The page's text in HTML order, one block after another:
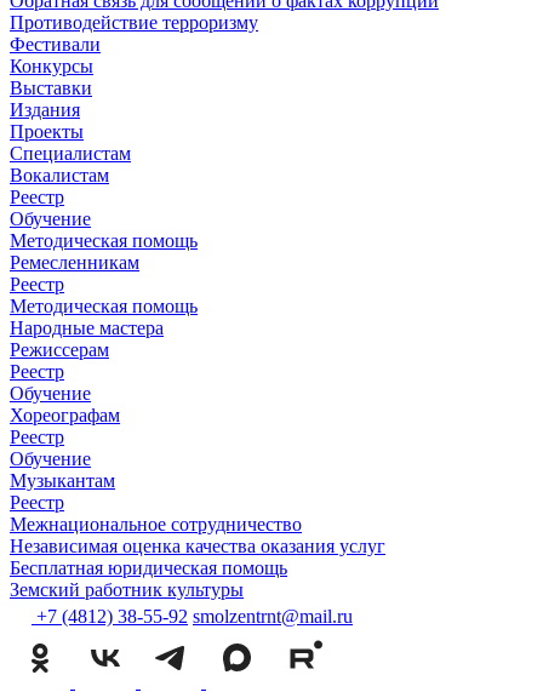
Противодействие терроризму
Фестивали
Конкурсы
Выставки
Издания
Проекты
Специалистам
Вокалистам
Реестр
Обучение
Методическая помощь
Ремесленникам
Реестр
Методическая помощь
Народные мастера
Режиссерам
Реестр
Обучение
Хореографам
Реестр
Обучение
Музыкантам
Реестр
Межнациональное сотрудничество
Независимая оценка качества оказания услуг
Бесплатная юридическая помощь
Земский работник культуры
+7 (4812) 38-55-92 smolzentrnt@mail.ru